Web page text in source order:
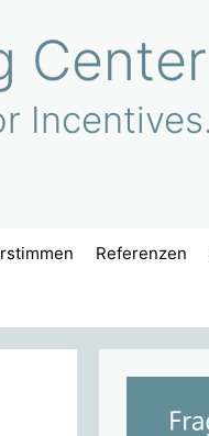
Center
Referenzen